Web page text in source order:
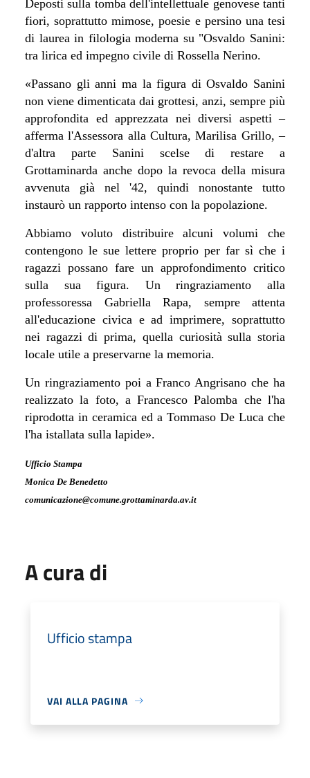
Deposti sulla tomba dell'intellettuale genovese tanti
fiori, soprattutto mimose, poesie e persino una tesi
di laurea in filologia moderna su "Osvaldo Sanini:
tra lirica ed impegno civile di Rossella Nerino.
«Passano gli anni ma la figura di Osvaldo Sanini
non viene dimenticata dai grottesi, anzi, sempre più
approfondita ed apprezzata nei diversi aspetti –
afferma l'Assessora alla Cultura, Marilisa Grillo, –
d'altra parte Sanini scelse di restare a
Grottaminarda anche dopo la revoca della misura
avvenuta già nel '42, quindi nonostante tutto
instaurò un rapporto intenso con la popolazione.
Abbiamo voluto distribuire alcuni volumi che
contengono le sue lettere proprio per far sì che i
ragazzi possano fare un approfondimento critico
sulla sua figura. Un ringraziamento alla
professoressa Gabriella Rapa, sempre attenta
all'educazione civica e ad imprimere, soprattutto
nei ragazzi di prima, quella curiosità sulla storia
locale utile a preservarne la memoria.
Un ringraziamento poi a Franco Angrisano che ha
realizzato la foto, a Francesco Palomba che l'ha
riprodotta in ceramica ed a Tommaso De Luca che
l'ha istallata sulla lapide».
Ufficio Stampa
Monica De Benedetto
comunicazione@comune.grottaminarda.av.it
A cura di
Ufficio stampa
VAI ALLA PAGINA